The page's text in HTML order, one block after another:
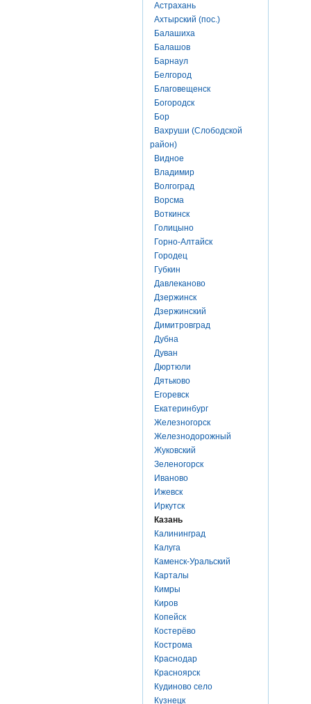
Астрахань
Ахтырский (пос.)
Балашиха
Балашов
Барнаул
Белгород
Благовещенск
Богородск
Бор
Вахруши (Слободской
район)
Видное
Владимир
Волгоград
Ворсма
Воткинск
Голицыно
Горно-Алтайск
Городец
Губкин
Давлеканово
Дзержинск
Дзержинский
Димитровград
Дубна
Дуван
Дюртюли
Дятьково
Егоревск
Екатеринбург
Железногорск
Железнодорожный
Жуковский
Зеленогорск
Иваново
Ижевск
Иркутск
Казань
Калининград
Калуга
Каменск-Уральский
Карталы
Кимры
Киров
Копейск
Костерёво
Кострома
Краснодар
Красноярск
Кудиново село
Кузнецк